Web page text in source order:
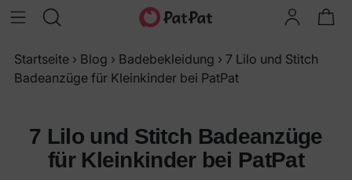
Startseite › Blog › Badebekleidung › 7 Lilo und Stitch
Badeanzüge für Kleinkinder bei PatPat
7 Lilo und Stitch Badeanzüge
für Kleinkinder bei PatPat